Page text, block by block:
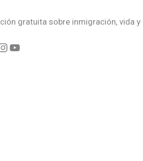
gratuita sobre inmigración, vida y